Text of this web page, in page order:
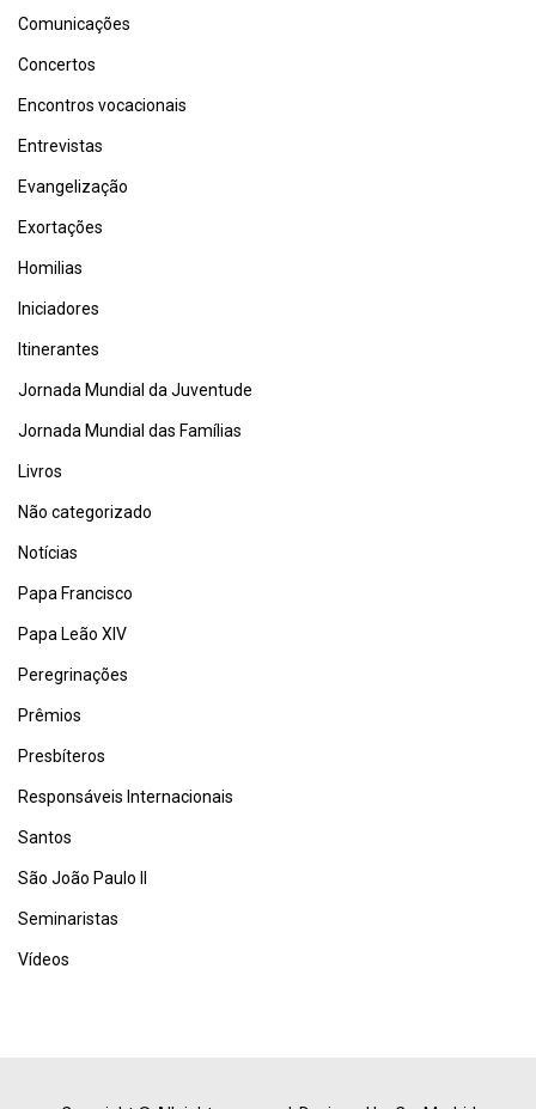
Comunicações
Concertos
Encontros vocacionais
Entrevistas
Evangelização
Exortações
Homilias
Iniciadores
Itinerantes
Jornada Mundial da Juventude
Jornada Mundial das Famílias
Livros
Não categorizado
Notícias
Papa Francisco
Papa Leão XIV
Peregrinações
Prêmios
Presbíteros
Responsáveis Internacionais
Santos
São João Paulo II
Seminaristas
Vídeos